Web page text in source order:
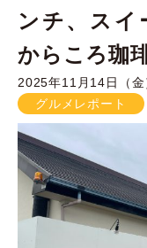
ンチ、ス
からころ珈
2025年11月14日（金
グルメレポート